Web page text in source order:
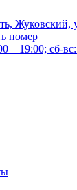
Жуковский,
номер
сб-